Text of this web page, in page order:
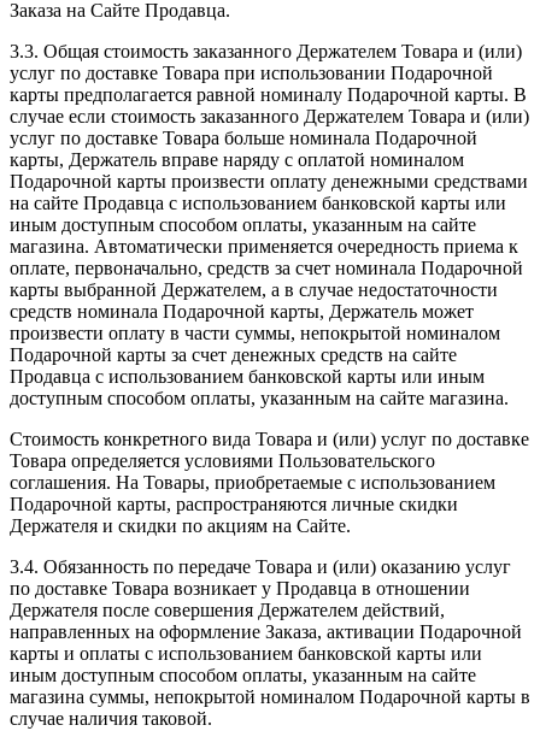
Заказа на Сайте Продавца.
3.3. Общая стоимость заказанного Держателем Товара и (или)
услуг по доставке Товара при использовании Подарочной
карты предполагается равной номиналу Подарочной карты. В
случае если стоимость заказанного Держателем Товара и (или)
услуг по доставке Товара больше номинала Подарочной
карты, Держатель вправе наряду с оплатой номиналом
Подарочной карты произвести оплату денежными средствами
на сайте Продавца с использованием банковской карты или
иным доступным способом оплаты, указанным на сайте
магазина. Автоматически применяется очередность приема к
оплате, первоначально, средств за счет номинала Подарочной
карты выбранной Держателем, а в случае недостаточности
средств номинала Подарочной карты, Держатель может
произвести оплату в части суммы, непокрытой номиналом
Подарочной карты за счет денежных средств на сайте
Продавца с использованием банковской карты или иным
доступным способом оплаты, указанным на сайте магазина.
Стоимость конкретного вида Товара и (или) услуг по доставке
Товара определяется условиями Пользовательского
соглашения. На Товары, приобретаемые с использованием
Подарочной карты, распространяются личные скидки
Держателя и скидки по акциям на Сайте.
3.4. Обязанность по передаче Товара и (или) оказанию услуг
по доставке Товара возникает у Продавца в отношении
Держателя после совершения Держателем действий,
направленных на оформление Заказа, активации Подарочной
карты и оплаты с использованием банковской карты или
иным доступным способом оплаты, указанным на сайте
магазина суммы, непокрытой номиналом Подарочной карты в
случае наличия таковой.